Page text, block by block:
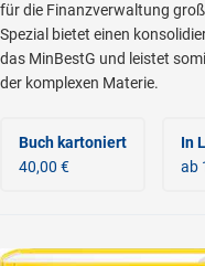
für die Finanzverwaltung
Spezial bietet einen
das MinBestG und leistet
der komplexen Materie.
Buch kartoniert
40,00 €
In
ab